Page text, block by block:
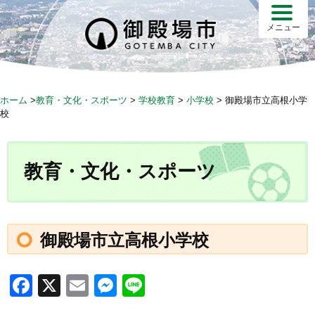
S
k
i
p
c
メニュー
ホーム >教育・文化・スポーツ > 学校教育 > 小学校 > 御殿場市立高根小学
校
教育・文化・スポーツ
御殿場市立高根小学校
F
X
E
M